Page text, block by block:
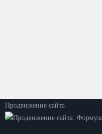
Продвижение сайта